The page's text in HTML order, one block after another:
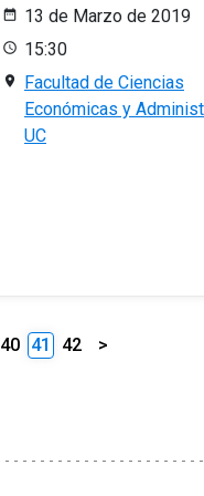
13 de Marzo de 2019
15:30
Facultad de Ciencias
Económicas y
UC
40 41 42 >